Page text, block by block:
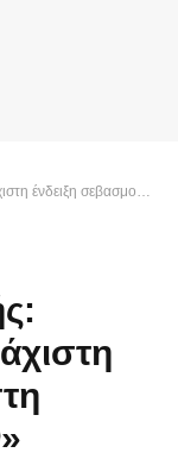
στη μνήμη των θυμάτων»